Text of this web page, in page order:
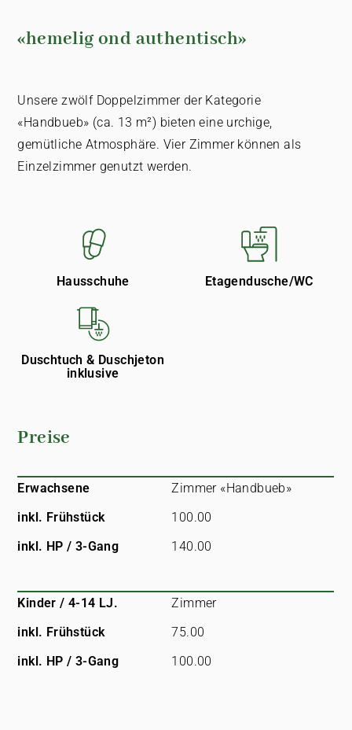
«hemelig ond authentisch»
Unsere zwölf Doppelzimmer der Kategorie
«Handbueb» (ca. 13 m²) bieten eine urchige,
gemütliche Atmosphäre. Vier Zimmer können als
Einzelzimmer genutzt werden.
Hausschuhe Etagendusche/WC
Duschtuch & Duschjeton
inklusive
Preise
Erwachsene
Zimmer «Handbueb»
inkl. Frühstück
100.00
inkl. HP / 3-Gang
140.00
Kinder / 4-14 LJ.
Zimmer
inkl. Frühstück
75.00
inkl. HP / 3-Gang
100.00